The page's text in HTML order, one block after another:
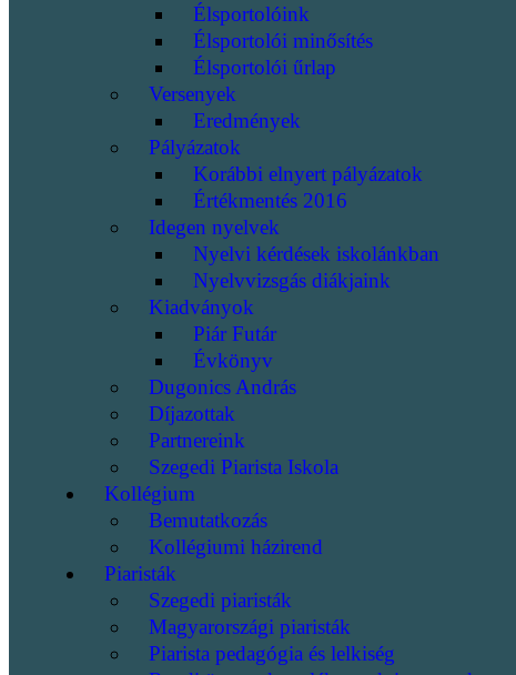
Élsportolóink
Élsportolói minősítés
Élsportolói űrlap
Versenyek
Eredmények
Pályázatok
Korábbi elnyert pályázatok
Értékmentés 2016
Idegen nyelvek
Nyelvi kérdések iskolánkban
Nyelvvizsgás diákjaink
Kiadványok
Piár Futár
Évkönyv
Dugonics András
Díjazottak
Partnereink
Szegedi Piarista Iskola
Kollégium
Bemutatkozás
Kollégiumi házirend
Piaristák
Szegedi piaristák
Magyarországi piaristák
Piarista pedagógia és lelkiség